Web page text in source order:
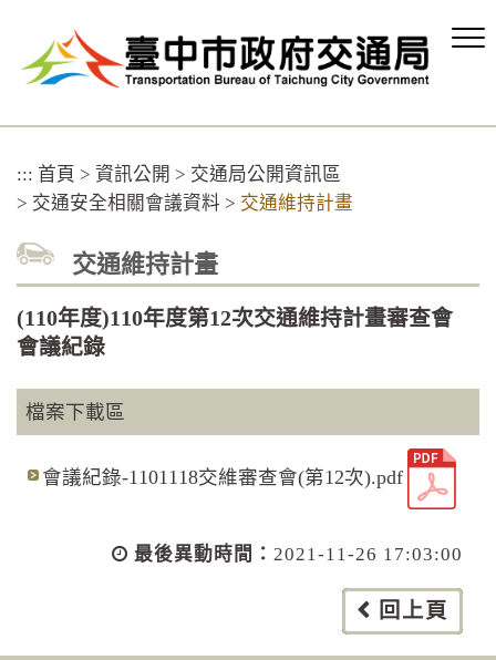
容
::: 首頁 > 資訊公開 > 交通局公開資訊區
> 交通安全相關會議資料 > 交通維持計畫
交通維持計畫
(110年度)110年度第12次交通維持計畫審查會
會議紀錄
檔案下載區
會議紀錄-1101118交維審查會(第12次).pdf
最後異動時間： 2021-11-26 17:03:00
回上頁